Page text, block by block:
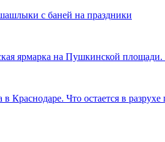
с баней на праздники
ярмарка на Пушкинской
в Краснодаре. Что остается в